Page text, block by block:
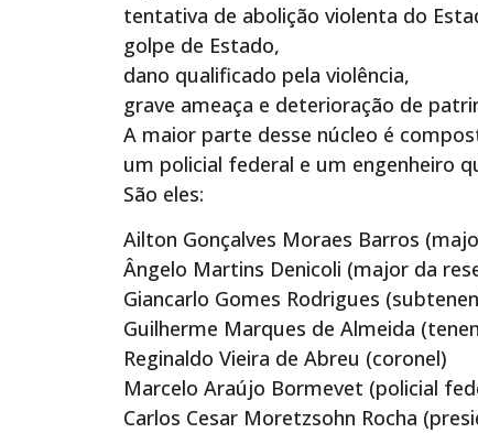
tentativa de abolição violenta do
golpe de Estado,
dano qualificado pela violência,
grave ameaça e deterioração de
A maior parte desse núcleo é
um policial federal e um engenheiro
São eles:
Ailton Gonçalves Moraes Barros
Ângelo Martins Denicoli (major da
Giancarlo Gomes Rodrigues
Guilherme Marques de Almeida
Reginaldo Vieira de Abreu (coronel)
Marcelo Araújo Bormevet (policial
Carlos Cesar Moretzsohn Rocha